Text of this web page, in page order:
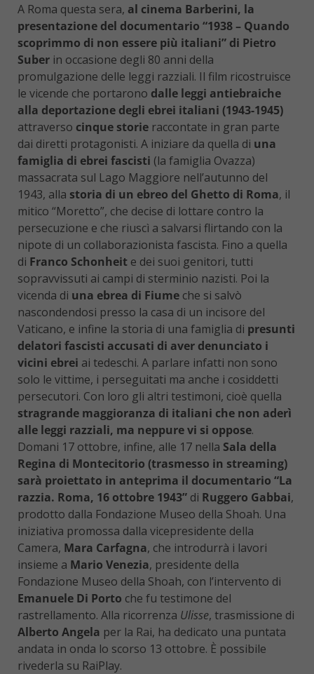
A Roma questa sera, al cinema Barberini, la
presentazione del documentario “1938 – Quando
scoprimmo di non essere più italiani” di Pietro
Suber in occasione degli 80 anni della
promulgazione delle leggi razziali. Il film ricostruisce
le vicende che portarono dalle leggi antiebraiche
alla deportazione degli ebrei italiani (1943-1945)
attraverso cinque storie raccontate in gran parte
dai diretti protagonisti. A iniziare da quella di una
famiglia di ebrei fascisti (la famiglia Ovazza)
massacrata sul Lago Maggiore nell’autunno del
1943, alla storia di un ebreo del Ghetto di Roma, il
mitico “Moretto”, che decise di lottare contro la
persecuzione e che riuscì a salvarsi flirtando con la
nipote di un collaborazionista fascista. Fino a quella
di Franco Schonheit e dei suoi genitori, tutti
sopravvissuti ai campi di sterminio nazisti. Poi la
vicenda di una ebrea di Fiume che si salvò
nascondendosi presso la casa di un incisore del
Vaticano, e infine la storia di una famiglia di presunti
delatori fascisti accusati di aver denunciato i
vicini ebrei ai tedeschi. A parlare infatti non sono
solo le vittime, i perseguitati ma anche i cosiddetti
persecutori. Con loro gli altri testimoni, cioè quella
stragrande maggioranza di italiani che non aderì
alle leggi razziali, ma neppure vi si oppose.
Domani 17 ottobre, infine, alle 17 nella Sala della
Regina di Montecitorio (trasmesso in streaming)
sarà proiettato in anteprima il documentario “La
razzia. Roma, 16 ottobre 1943” di Ruggero Gabbai,
prodotto dalla Fondazione Museo della Shoah. Una
iniziativa promossa dalla vicepresidente della
Camera, Mara Carfagna, che introdurrà i lavori
insieme a Mario Venezia, presidente della
Fondazione Museo della Shoah, con l’intervento di
Emanuele Di Porto che fu testimone del
rastrellamento. Alla ricorrenza Ulisse, trasmissione di
Alberto Angela per la Rai, ha dedicato una puntata
andata in onda lo scorso 13 ottobre. È possibile
rivederla su RaiPlay.